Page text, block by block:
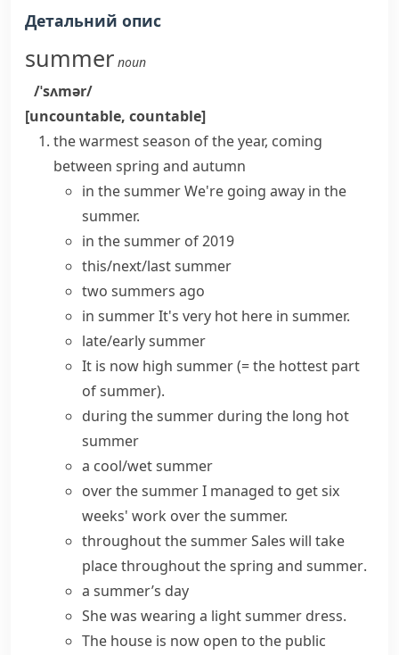
Детальний опис
summer noun
/ˈsʌmər/
[uncountable, countable]
the warmest season of the year, coming
between spring and autumn
in the summerWe're going away in the
summer.
in the summer of 2019
this/next/last summer
two summers ago
in summerIt's very hot here in summer.
late/early summer
It is now high summer(= the hottest part
of summer).
during the summer during the long hot
summer
a cool/wet summer
over the summerI managed to get six
weeks' work over the summer.
throughout the summerSales will take
place throughout thespring and summer.
a summer’s day
She was wearing a light summer dress.
The house is now open to the public